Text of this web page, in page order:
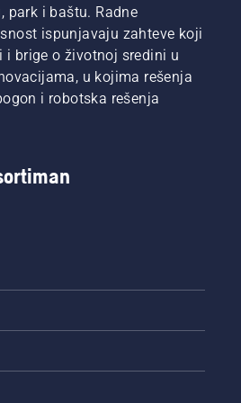
kako bi
se
osigurali
optimalni
tehnički
uslovi.
da će
Naši
je
kvalitet
košenja
na koji
oslanjaju
Automower®.
park i baštu. Radne
ispunjavaju zahteve koji
i brige o životnoj sredini u
u kojima rešenja
i robotska rešenja